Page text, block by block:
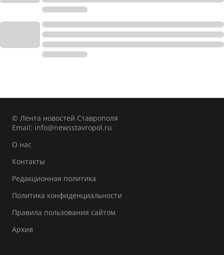
© Лента новостей Ставрополя
Email: info@newsstavropol.ru
О нас
Контакты
Редакционная политика
Политика конфиденциальности
Правила пользования сайтом
Архив